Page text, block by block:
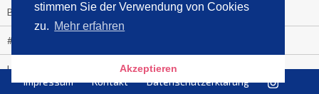
stimmen Sie der Verwendung von Cookies
zu. Mehr erfahren
Akzeptieren
Bella Bella
#1-Bestseller: "Das ist Alpha!" von Kollegah
Hammer! "Fear: Trump in the White House" (auf Englisch) von
Watergate-Urgestein
Impressum Kontakt Datenschutzerklärung